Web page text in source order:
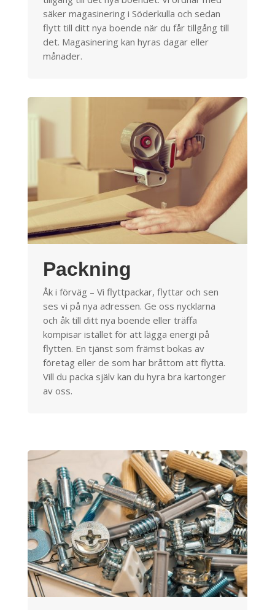
säker magasinering i Söderkulla och sedan
flytt till ditt nya boende när du får tillgång till
det. Magasinering kan hyras dagar eller
månader.
Packning
Åk i förväg – Vi flyttpackar, flyttar och sen
ses vi på nya adressen. Ge oss nycklarna
och åk till ditt nya boende eller träffa
kompisar istället för att lägga energi på
flytten. En tjänst som främst bokas av
företag eller de som har bråttom att flytta.
Vill du packa själv kan du hyra bra kartonger
av oss.